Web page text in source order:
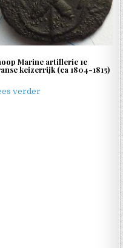
Marine artillerie 1e
keizerrijk (ca 1804-1815)
verder